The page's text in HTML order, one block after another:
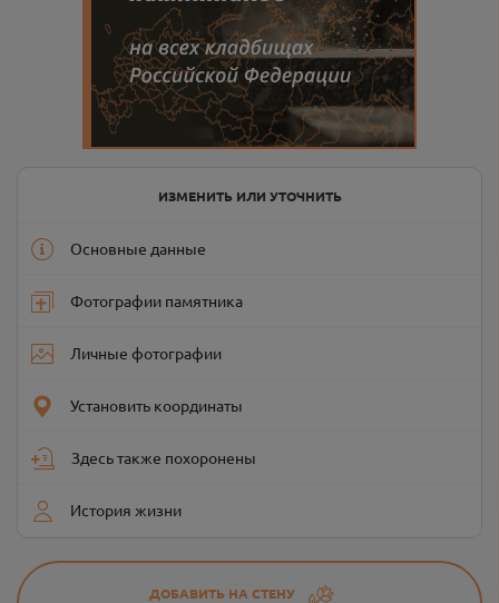
ИЗМЕНИТЬ ИЛИ УТОЧНИТЬ
Основные данные
Фотографии памятника
Личные фотографии
Установить координаты
Здесь также похоронены
История жизни
ДОБАВИТЬ НА СТЕНУ